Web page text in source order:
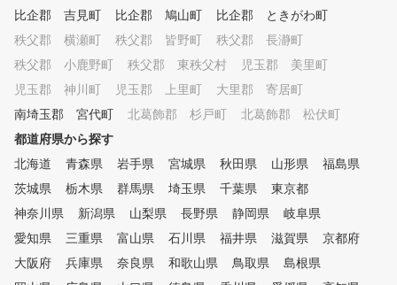
備考欄に「レンタル希望
力してください。 ※料金
きましてはラウンドレッ
施コースにより異なりま
比企郡 吉見町
比企郡 鳩山町
比企郡 ときがわ町
秩父郡 横瀬町
秩父郡 皆野町
秩父郡 長瀞町
秩父郡 小鹿野町
秩父郡 東秩父村
児玉郡 美里町
児玉郡 神川町
児玉郡 上里町
大里郡 寄居町
南埼玉郡 宮代町
北葛飾郡 杉戸町
北葛飾郡 松伏町
都道府県から探す
北海道
青森県 岩手県 宮城県 秋田県 山形県
福島県
茨城県
栃木県 群馬県 埼玉県 千葉県
東京都
神奈川県
新潟県 山梨県 長野県 静岡県
岐阜県
愛知県
三重県 富山県 石川県 福井県 滋賀県
京都府
大阪府
兵庫県 奈良県 和歌山県 鳥取県
島根県